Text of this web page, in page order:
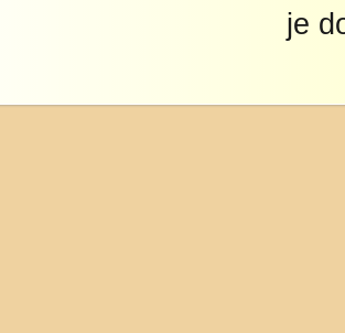
je